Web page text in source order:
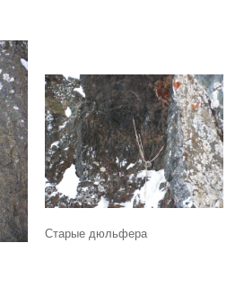
Старые дюльфера